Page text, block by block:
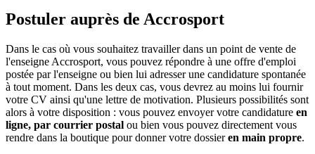
Postuler auprès de Accrosport
Dans le cas où vous souhaitez travailler dans un point de vente de
l'enseigne Accrosport, vous pouvez répondre à une offre d'emploi
postée par l'enseigne ou bien lui adresser une candidature spontanée
à tout moment. Dans les deux cas, vous devrez au moins lui fournir
votre CV ainsi qu'une lettre de motivation. Plusieurs possibilités sont
alors à votre disposition : vous pouvez envoyer votre candidature en
ligne, par courrier postal ou bien vous pouvez directement vous
rendre dans la boutique pour donner votre dossieren main propre.